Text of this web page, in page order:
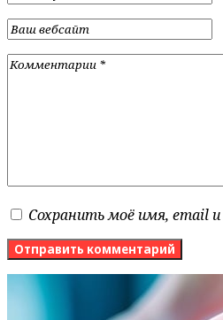
Сохранить моё имя, email